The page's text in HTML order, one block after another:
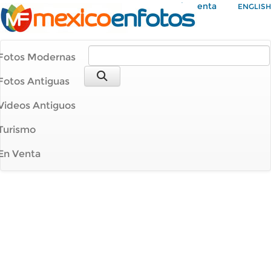
Mi Cuenta ENGLISH
Modernas
Antiguas
Antiguos
Venta